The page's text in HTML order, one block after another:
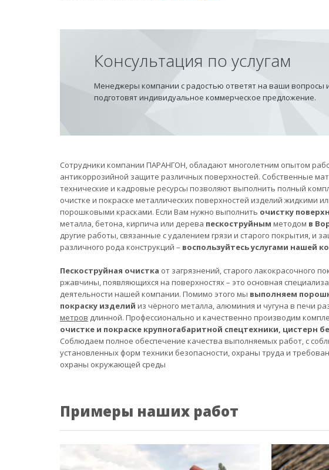
Консультация по услугам
Менеджеры компании с радостью ответят на ваши вопросы и
подготовят индивидуальное коммерческое предложение.
Сотрудники компании ПАРАНГОН, обладают многолетним опытом
антикоррозийной защите различных поверхностей. Собственные
технические и кадровые ресурсы позволяют выполнить полный
очистке и покраске металлических поверхностей изделий жидкими
порошковыми красками. Если Вам нужно выполнить очистку
металла, бетона, кирпича или дерева пескоструйным методом в
другие работы, связанные с удалением грязи и старого покрытия, и
различного рода конструкций – воспользуйтесь услугами нашей
Пескоструйная очистка от загрязнений, старого лакокрасочного
ржавчины, появляющихся на поверхностях – это основная
деятельности нашей компании. Помимо этого мы выполняем
покраску изделий из чёрного металла, алюминия и чугуна в печи
метров длинной. Профессионально и качественно производим
очистке и покраске крупногабаритной спецтехники, цистерн
Соблюдаем полное обеспечение качества выполняемых работ, с
установленных форм техники безопасности, охраны труда и
охраны окружающей среды
Примеры наших работ